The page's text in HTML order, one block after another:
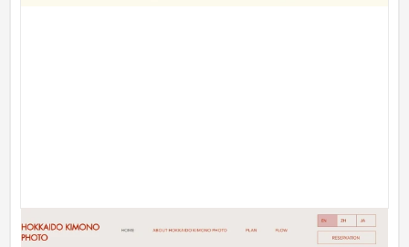
HOKKAIDO KIMONO PHOTO